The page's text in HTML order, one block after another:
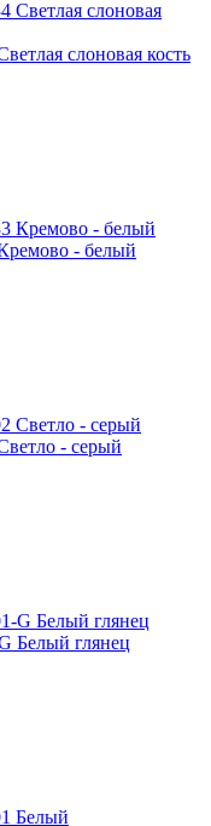
слоновая кость
- белый
- серый
Белый глянец